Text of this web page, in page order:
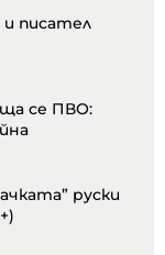
писател
се ПВО:
руски